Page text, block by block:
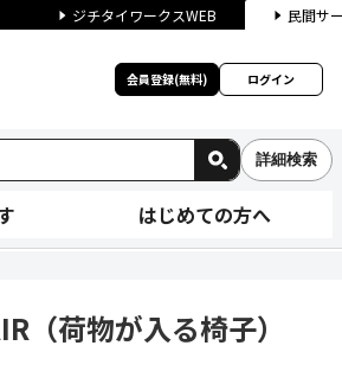
ジチタイワークスWEB 民間サ
会員登録(無料) ログイン
詳細検索
はじめての方へ
（荷物が入る椅子）